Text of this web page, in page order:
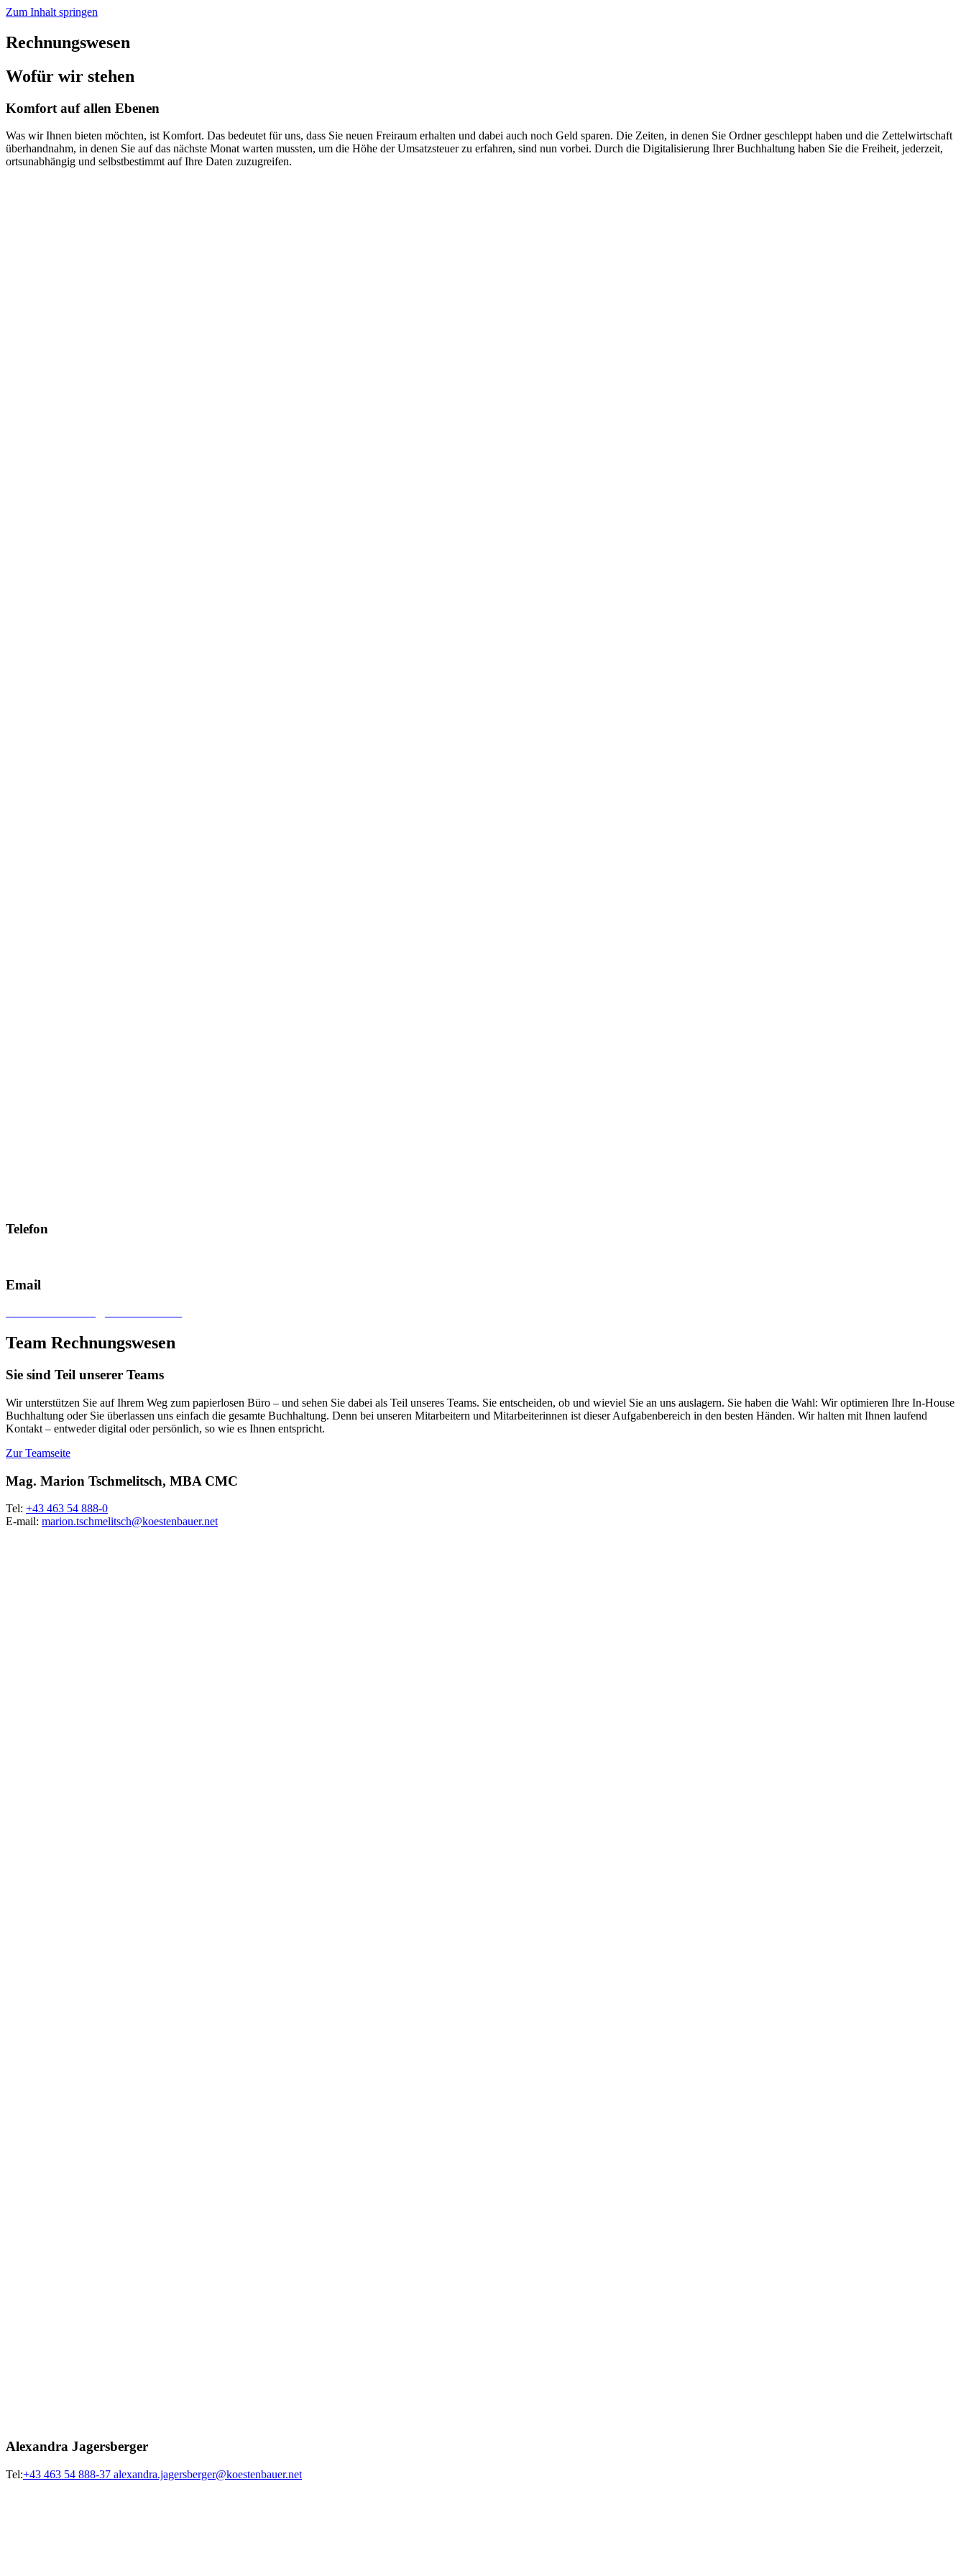
Zum Inhalt springen
Rechnungswesen
Wofür wir stehen
Komfort auf allen Ebenen
Was wir Ihnen bieten möchten, ist Komfort. Das bedeutet für uns, dass Sie neuen Freiraum erhalten und dabei auch noch Geld sparen. Die Zeiten, in denen Sie Ordner geschleppt haben und die Zettelwirtschaft
überhandnahm, in denen Sie auf das nächste Monat warten mussten, um die Höhe der Umsatzsteuer zu erfahren, sind nun vorbei. Durch die Digitalisierung Ihrer Buchhaltung haben Sie die Freiheit, jederzeit,
ortsunabhängig und selbstbestimmt auf Ihre Daten zuzugreifen.
Telefon
Email
Team Rechnungswesen
Sie sind Teil unserer Teams
Wir unterstützen Sie auf Ihrem Weg zum papierlosen Büro – und sehen Sie dabei als Teil unseres Teams. Sie entscheiden, ob und wieviel Sie an uns auslagern. Sie haben die Wahl: Wir optimieren Ihre In-House
Buchhaltung oder Sie überlassen uns einfach die gesamte Buchhaltung. Denn bei unseren Mitarbeitern und Mitarbeiterinnen ist dieser Aufgabenbereich in den besten Händen. Wir halten mit Ihnen laufend
Kontakt – entweder digital oder persönlich, so wie es Ihnen entspricht.
Zur Teamseite
Mag. Marion Tschmelitsch, MBA CMC
Tel: +43 463 54 888-0
E-mail: marion.tschmelitsch@koestenbauer.net
Alexandra Jagersberger
Tel:+43 463 54 888-37 alexandra.jagersberger@koestenbauer.net